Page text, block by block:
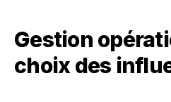
Gestion
choix des